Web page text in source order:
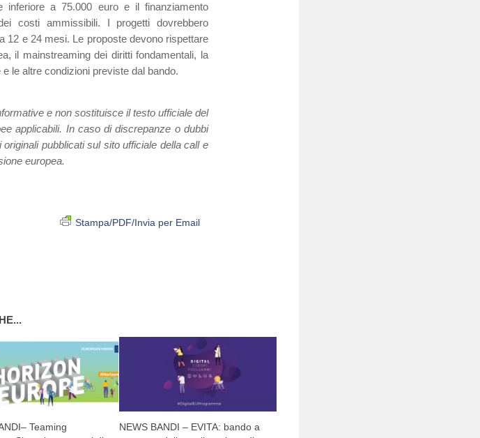
inferiore a 75.000 euro e il finanziamento
costi ammissibili. I progetti dovrebbero
12 e 24 mesi. Le proposte devono rispettare
il mainstreaming dei diritti fondamentali, la
le altre condizioni previste dal bando.
e non sostituisce il testo ufficiale del
applicabili. In caso di discrepanze o dubbi
pubblicati sul sito ufficiale della call e
europea.
Stampa/PDF/Invia per Email
Teaming
NEWS BANDI – EVITA: bando a